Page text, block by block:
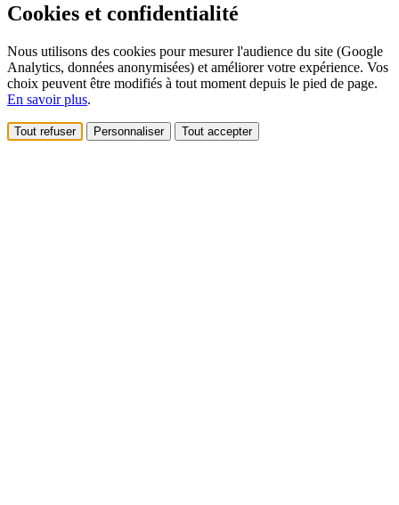
Cookies et confidentialité
Nous utilisons des cookies pour mesurer l'audience du site (Google
Analytics, données anonymisées) et améliorer votre expérience. Vos
choix peuvent être modifiés à tout moment depuis le pied de page.
En savoir plus.
Tout refuser Personnaliser Tout accepter